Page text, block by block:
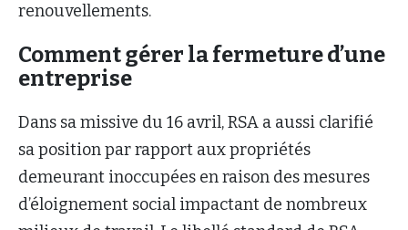
renouvellements.
Comment gérer la fermeture d’une
entreprise
Dans sa missive du 16 avril, RSA a aussi clarifié
sa position par rapport aux propriétés
demeurant inoccupées en raison des mesures
d’éloignement social impactant de nombreux